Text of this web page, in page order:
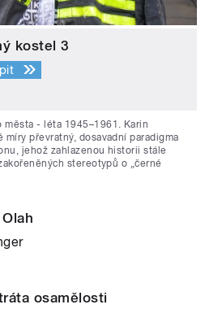
kostel 3
města - léta 1945–1961. Karin
míry převratný, dosavadní paradigma
jehož zahlazenou historii stále
stereotypů o „černé
osamělosti